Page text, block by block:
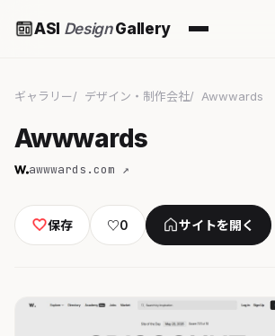
ASI DesignGallery
ギャラリー デザイン・制作会社 Awwwards
Awwwards
awwwards.com ↗
保存 ♡0 サイトを開く